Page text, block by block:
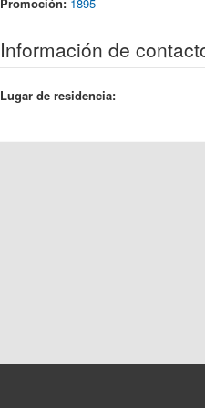
Información de
Lugar de residencia: -